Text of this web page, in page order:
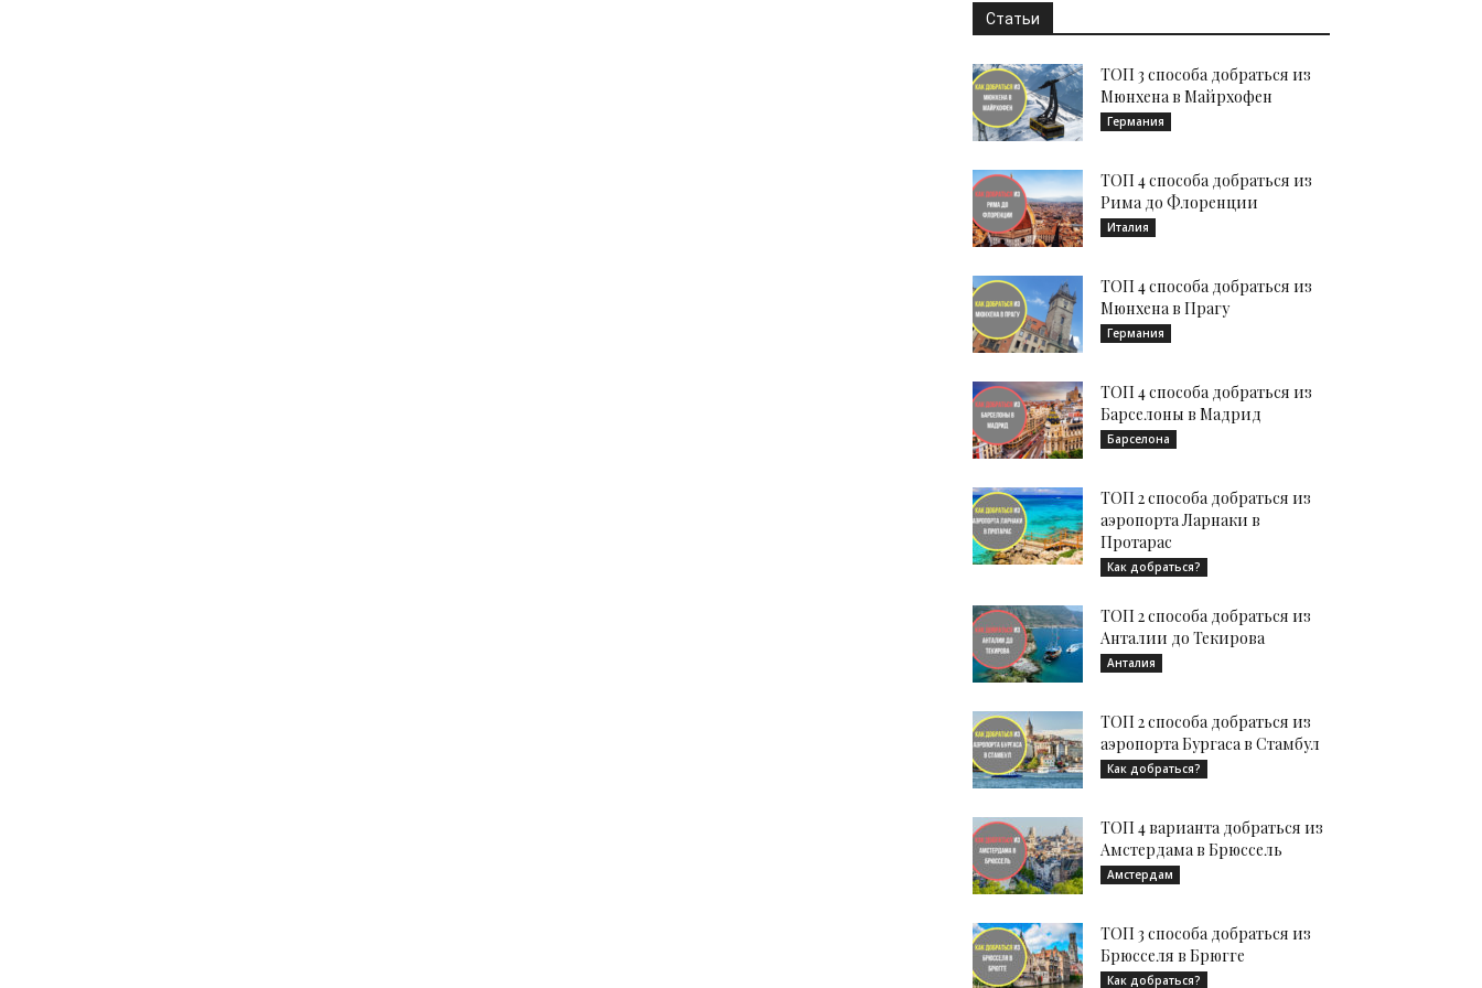
Статьи
ТОП 3 способа добраться из
Мюнхена в Майрхофен
Германия
ТОП 4 способа добраться из
Рима до Флоренции
Италия
ТОП 4 способа добраться из
Мюнхена в Прагу
Германия
ТОП 4 способа добраться из
Барселоны в Мадрид
Барселона
ТОП 2 способа добраться из
аэропорта Ларнаки в
Протарас
Как добраться?
ТОП 2 способа добраться из
Анталии до Текирова
Анталия
ТОП 2 способа добраться из
аэропорта Бургаса в Стамбул
Как добраться?
ТОП 4 варианта добраться из
Амстердама в Брюссель
Амстердам
ТОП 3 способа добраться из
Брюсселя в Брюгге
Как добраться?